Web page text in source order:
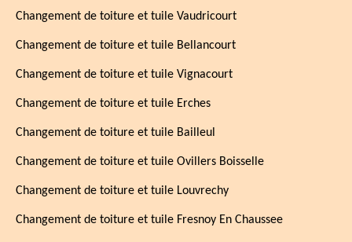
Changement de toiture et tuile Vaudricourt
Changement de toiture et tuile Bellancourt
Changement de toiture et tuile Vignacourt
Changement de toiture et tuile Erches
Changement de toiture et tuile Bailleul
Changement de toiture et tuile Ovillers Boisselle
Changement de toiture et tuile Louvrechy
Changement de toiture et tuile Fresnoy En Chaussee